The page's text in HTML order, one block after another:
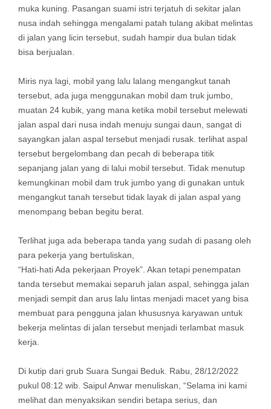
muka kuning. Pasangan suami istri terjatuh di sekitar jalan
nusa indah sehingga mengalami patah tulang akibat melintas
di jalan yang licin tersebut, sudah hampir dua bulan tidak
bisa berjualan.
Miris nya lagi, mobil yang lalu lalang mengangkut tanah
tersebut, ada juga menggunakan mobil dam truk jumbo,
muatan 24 kubik, yang mana ketika mobil tersebut melewati
jalan aspal dari nusa indah menuju sungai daun, sangat di
sayangkan jalan aspal tersebut menjadi rusak. terlihat aspal
tersebut bergelombang dan pecah di beberapa titik
sepanjang jalan yang di lalui mobil tersebut. Tidak menutup
kemungkinan mobil dam truk jumbo yang di gunakan untuk
mengangkut tanah tersebut tidak layak di jalan aspal yang
menompang beban begitu berat.
Terlihat juga ada beberapa tanda yang sudah di pasang oleh
para pekerja yang bertuliskan,
“Hati-hati Ada pekerjaan Proyek”. Akan tetapi penempatan
tanda tersebut memakai separuh jalan aspal, sehingga jalan
menjadi sempit dan arus lalu lintas menjadi macet yang bisa
membuat para pengguna jalan khususnya karyawan untuk
bekerja melintas di jalan tersebut menjadi terlambat masuk
kerja.
Di kutip dari grub Suara Sungai Beduk. Rabu, 28/12/2022
pukul 08:12 wib. Saipul Anwar menuliskan, “Selama ini kami
melihat dan menyaksikan sendiri betapa serius, dan